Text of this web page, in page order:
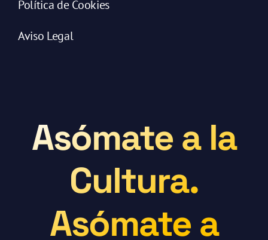
Política de Cookies
Aviso Legal
Asómate a la
Cultura.
Asómate a